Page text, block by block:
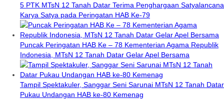
5 PTK MTsN 12 Tanah Datar Terima Penghargaan Satyalancana
Karya Satya pada Peringatan HAB Ke-79
Puncak Peringatan HAB Ke – 78 Kementerian Agama Republik
Indonesia, MTsN 12 Tanah Datar Gelar Apel Bersama
Tampil Spektakuler, Sanggar Seni Sarunai MTsN 12 Tanah Datar
Pukau Undangan HAB ke-80 Kemenag